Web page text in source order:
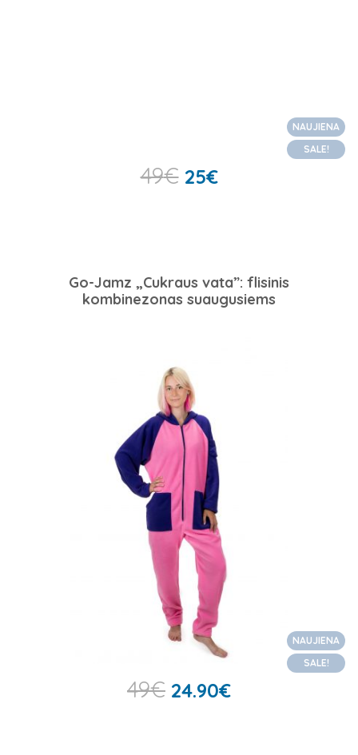
NAUJIENA
SALE!
49€ 25€
Go-Jamz „Cukraus vata”: flisinis
kombinezonas suaugusiems
NAUJIENA
SALE!
49€ 24.90€